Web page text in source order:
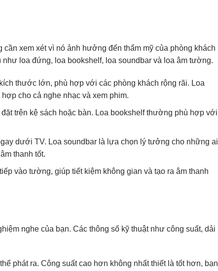
xem xét vì nó ảnh hưởng đến thẩm mỹ của phòng khách
loa đứng, loa bookshelf, loa soundbar và loa âm tường.
thước lớn, phù hợp với các phòng khách rộng rãi. Loa
cho cả nghe nhạc và xem phim.
trên kệ sách hoặc bàn. Loa bookshelf thường phù hợp với
dưới TV. Loa soundbar là lựa chọn lý tưởng cho những ai
thanh tốt.
vào tường, giúp tiết kiệm không gian và tạo ra âm thanh
nghe của bạn. Các thông số kỹ thuật như công suất, dải
phát ra. Công suất cao hơn không nhất thiết là tốt hơn, bạn